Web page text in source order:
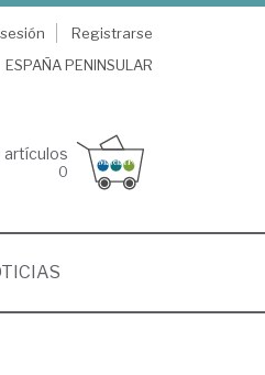
Registrarse
ESPAÑA PENINSULAR
artículos
0